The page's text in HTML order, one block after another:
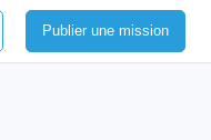
Publier une mission